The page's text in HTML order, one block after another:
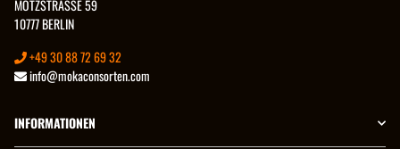
MOTZSTRASSE 59
10777 BERLIN
+49 30 88 72 69 32
info@mokaconsorten.com
INFORMATIONEN